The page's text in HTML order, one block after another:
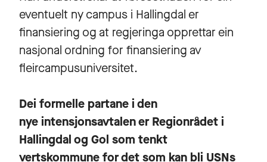
eventuelt ny campus i Hallingdal er
finansiering og at regjeringa opprettar ein
nasjonal ordning for finansiering av
fleircampusuniversitet.
Dei formelle partane i den
nye intensjonsavtalen er Regionrådet i
Hallingdal og Gol som tenkt
vertskommune for det som kan bli USNs